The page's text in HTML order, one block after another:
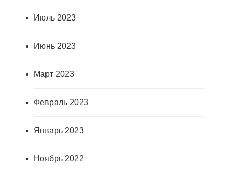
Июль 2023
Июнь 2023
Март 2023
Февраль 2023
Январь 2023
Ноябрь 2022